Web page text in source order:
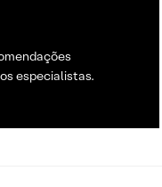
especialistas.